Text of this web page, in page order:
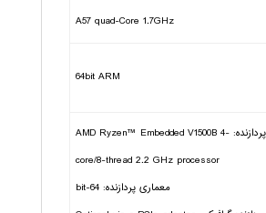
A57 quad-Core 1.7GHz
64bit ARM
پردازنده: AMD Ryzen™ Embedded V1500B 4-
core/8-thread 2.2 GHz processor
معماری پردازنده: 64-bit